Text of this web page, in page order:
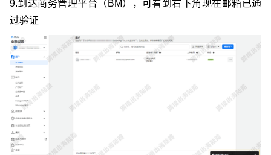
9.到达商务管理平台（BM），可看到右下角现在邮箱已通
过验证